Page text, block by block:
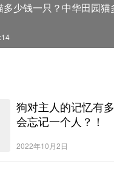
少钱一只？中华田园猫
狗对主人的记忆有
会忘记一个人？！
2022年10月2日